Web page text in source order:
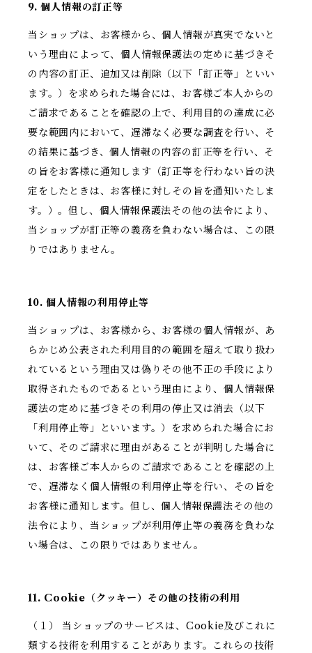
9. 個人情報の訂正等
当ショップは、お客様から、個人情報が真実でないと
いう理由によって、個人情報保護法の定めに基づきそ
の内容の訂正、追加又は削除（以下「訂正等」といい
ます。）を求められた場合には、お客様ご本人からの
ご請求であることを確認の上で、利用目的の達成に必
要な範囲内において、遅滞なく必要な調査を行い、そ
の結果に基づき、個人情報の内容の訂正等を行い、そ
の旨をお客様に通知します（訂正等を行わない旨の決
定をしたときは、お客様に対しその旨を通知いたしま
す。）。但し、個人情報保護法その他の法令により、
当ショップが訂正等の義務を負わない場合は、この限
りではありません。
10. 個人情報の利用停止等
当ショップは、お客様から、お客様の個人情報が、あ
らかじめ公表された利用目的の範囲を超えて取り扱わ
れているという理由又は偽りその他不正の手段により
取得されたものであるという理由により、個人情報保
護法の定めに基づきその利用の停止又は消去（以下
「利用停止等」といいます。）を求められた場合にお
いて、そのご請求に理由があることが判明した場合に
は、お客様ご本人からのご請求であることを確認の上
で、遅滞なく個人情報の利用停止等を行い、その旨を
お客様に通知します。但し、個人情報保護法その他の
法令により、当ショップが利用停止等の義務を負わな
い場合は、この限りではありません。
11. Cookie（クッキー）その他の技術の利用
（１） 当ショップのサービスは、Cookie及びこれに
類する技術を利用することがあります。これらの技術